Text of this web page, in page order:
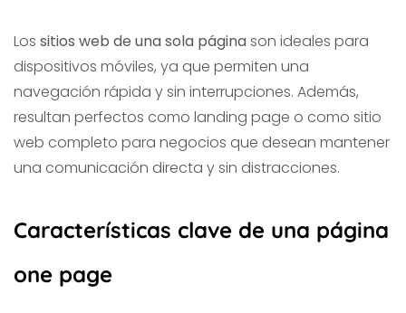
Los sitios web de una sola páginason ideales para
dispositivos móviles, ya que permiten una
navegación rápida y sin interrupciones. Además,
resultan perfectos como landing page o como sitio
web completo para negocios que desean mantener
una comunicación directa y sin distracciones.
Características clave de una página
one page